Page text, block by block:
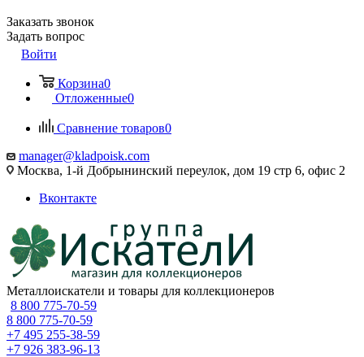
Заказать звонок
Задать вопрос
Войти
Корзина0
Отложенные0
Сравнение товаров0
manager@kladpoisk.com
Москва, 1-й Добрынинский переулок, дом 19 стр 6, офис 2
Вконтакте
Металлоискатели и товары для коллекционеров
8 800 775-70-59
8 800 775-70-59
+7 495 255-38-59
+7 926 383-96-13